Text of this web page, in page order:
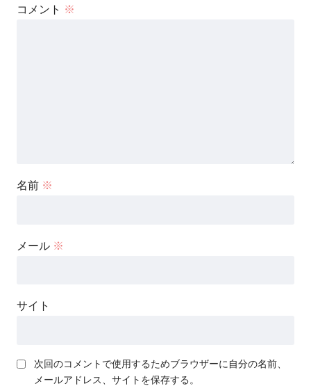
コメント ※
名前 ※
メール ※
サイト
次回のコメントで使用するためブラウザーに自分の名前、
メールアドレス、サイトを保存する。